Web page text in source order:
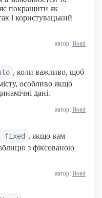
покращити як
і користувацький
автор: Bond
, коли важливо, щоб
особливо якщо
дані.
автор: Bond
fixed , якщо вам
з фіксованою
автор: Bond